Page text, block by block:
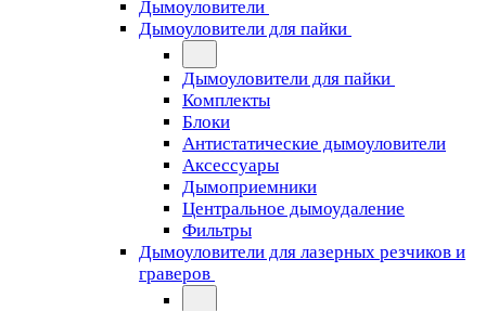
Дымоуловители
Дымоуловители для пайки
Дымоуловители для пайки
Комплекты
Блоки
Антистатические дымоуловители
Аксессуары
Дымоприемники
Центральное дымоудаление
Фильтры
Дымоуловители для лазерных резчиков и
граверов